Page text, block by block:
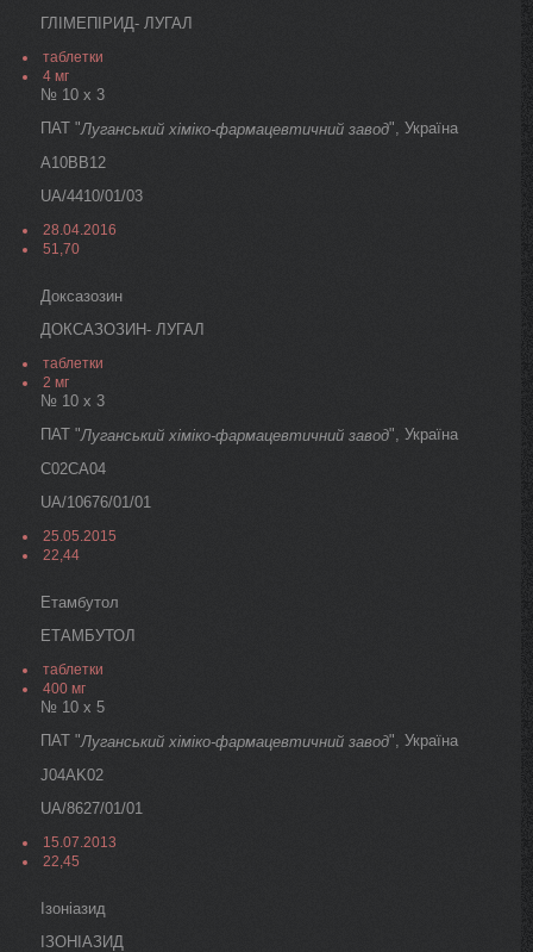
ГЛІМЕПІРИД- ЛУГАЛ
таблетки
4 мг
№ 10 х 3
ПАТ "Луганський хіміко-фармацевтичний завод", Україна
A10BB12
UA/4410/01/03
28.04.2016
51,70
Доксазозин
ДОКСАЗОЗИН- ЛУГАЛ
таблетки
2 мг
№ 10 х 3
ПАТ "Луганський хіміко-фармацевтичний завод", Україна
C02CA04
UA/10676/01/01
25.05.2015
22,44
Етамбутол
ЕТАМБУТОЛ
таблетки
400 мг
№ 10 х 5
ПАТ "Луганський хіміко-фармацевтичний завод", Україна
J04AK02
UA/8627/01/01
15.07.2013
22,45
Ізоніазид
ІЗОНІАЗИД